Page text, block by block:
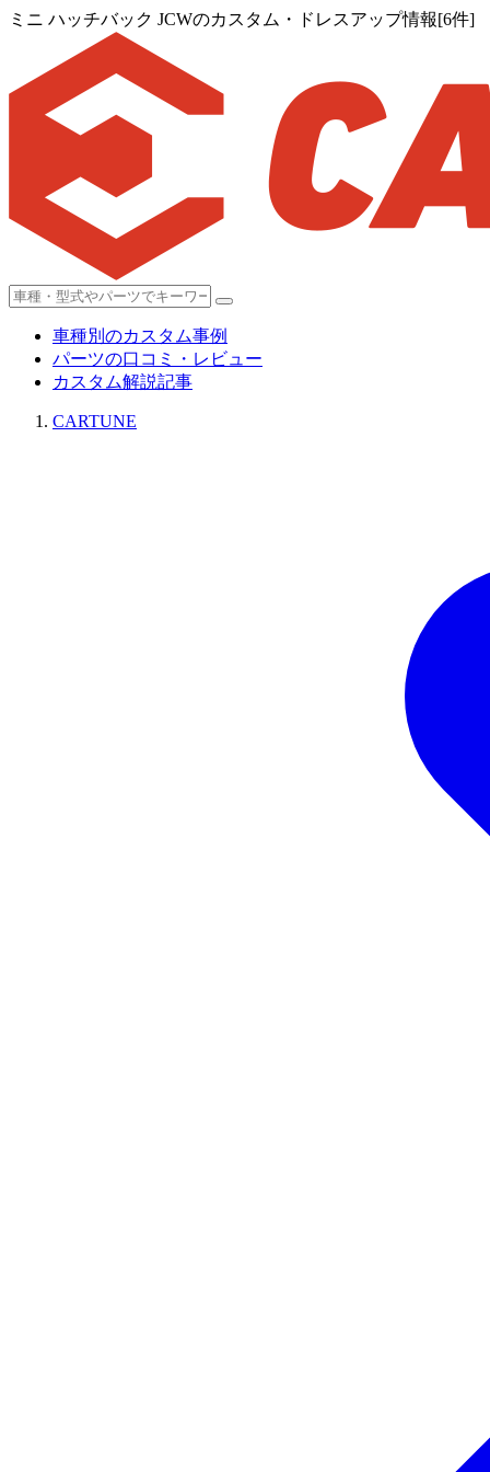
ミニ ハッチバック JCWのカスタム・ドレスアップ情報[6件]
車種別のカスタム事例
パーツの口コミ・レビュー
カスタム解説記事
CARTUNE